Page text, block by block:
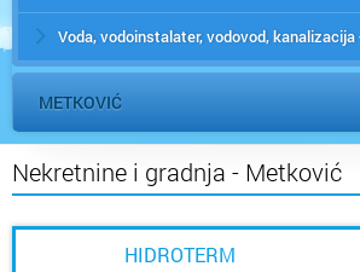
Voda, vodoinstalater, vodovod, kanalizacija
METKOVIĆ
Nekretnine i gradnja - Metković
HIDROTERM